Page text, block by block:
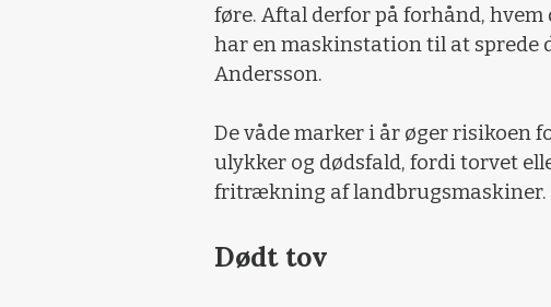
føre. Aftal derfor på forhånd,
har en maskinstation til at sprede
Andersson.
De våde marker i år øger risikoen
ulykker og dødsfald, fordi torvet
fritrækning af landbrugsmaskiner.
Dødt tov